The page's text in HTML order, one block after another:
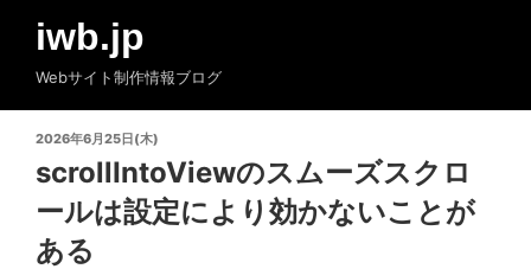
iwb.jp
Webサイト制作情報ブログ
投
日:
2026年6月25日(木)
scrollIntoViewのスムーズスクロ
ールは設定により効かないことが
ある